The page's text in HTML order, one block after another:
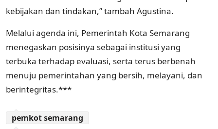
kebijakan dan tindakan,” tambah Agustina.
Melalui agenda ini, Pemerintah Kota Semarang
menegaskan posisinya sebagai institusi yang
terbuka terhadap evaluasi, serta terus berbenah
menuju pemerintahan yang bersih, melayani, dan
berintegritas.***
pemkot semarang